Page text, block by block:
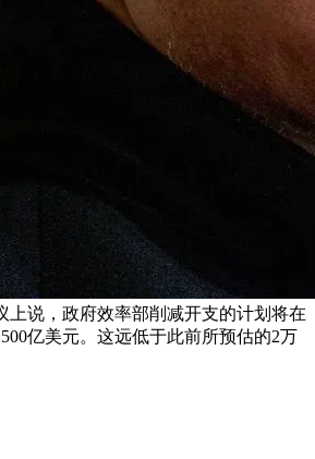
上说，政府效率部削减开支的计划将在
亿美元。这远低于此前所预估的2万